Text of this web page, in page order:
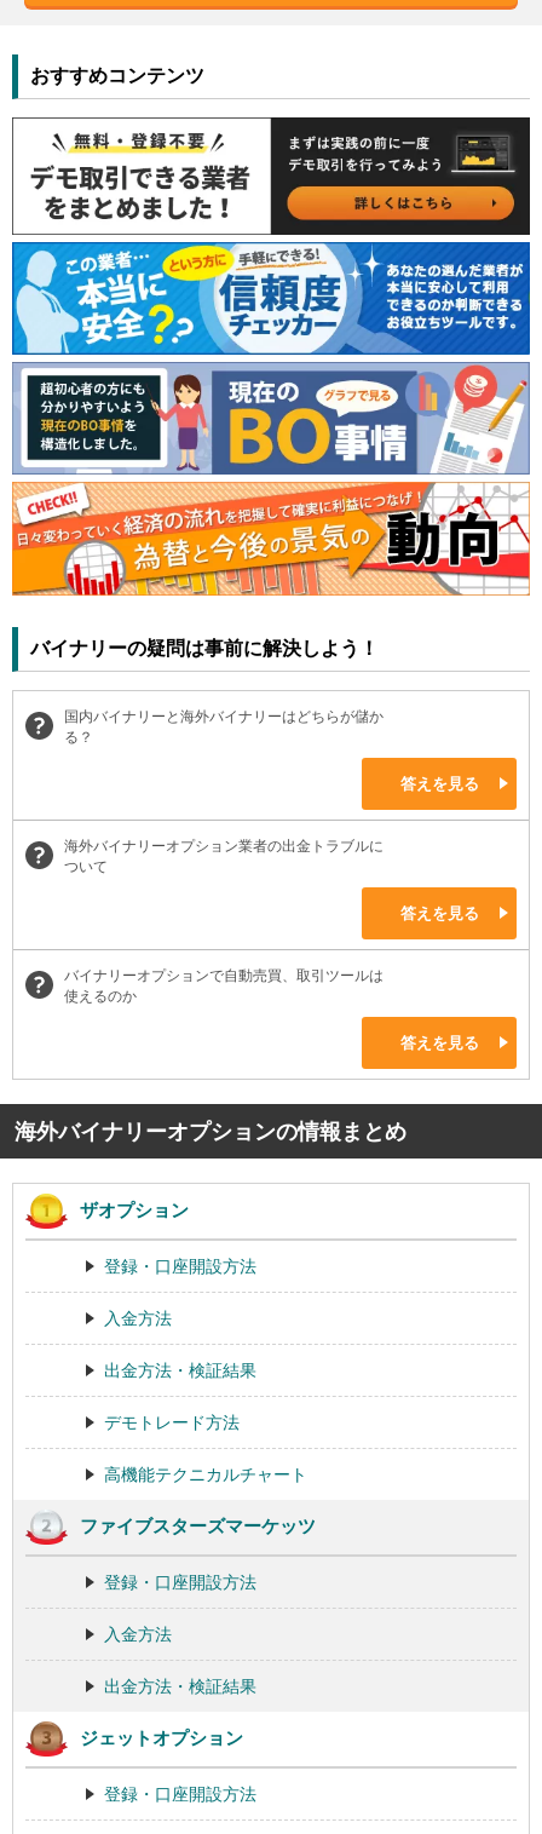
おすすめコンテンツ
バイナリーの疑問は事前に解決しよう！
国内バイナリーと海外バイナリーはどちらが儲か
る？
答えを見る
海外バイナリーオプション業者の出金トラブルに
ついて
答えを見る
バイナリーオプションで自動売買、取引ツールは
使えるのか
答えを見る
海外バイナリーオプションの情報まとめ
ザオプション
登録・口座開設方法
入金方法
出金方法・検証結果
デモトレード方法
高機能テクニカルチャート
ファイブスターズマーケッツ
登録・口座開設方法
入金方法
出金方法・検証結果
ジェットオプション
登録・口座開設方法